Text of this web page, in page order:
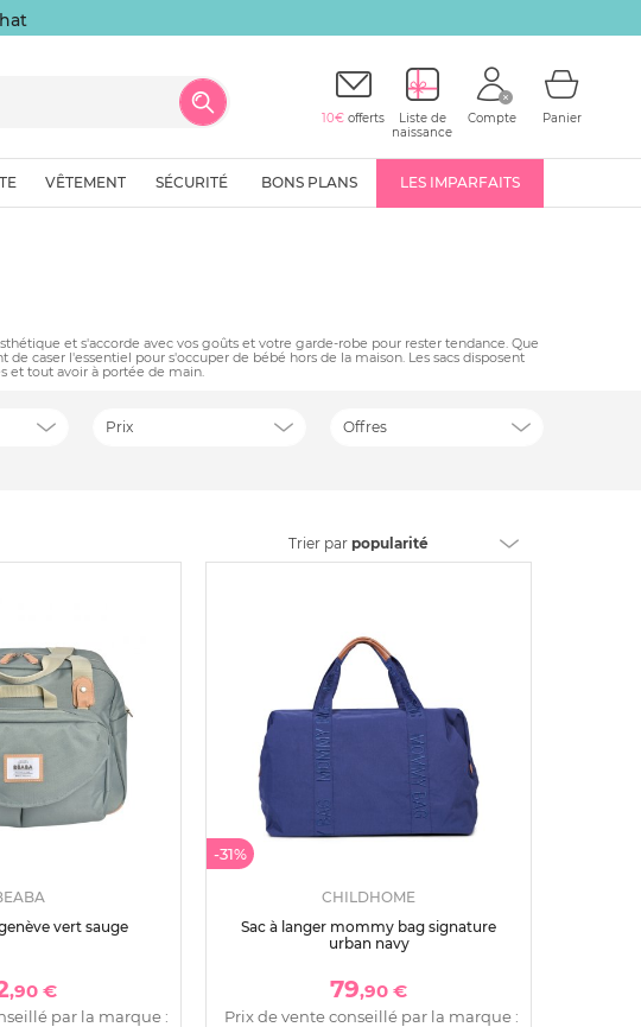
10€ offerts
Liste de
naissance
Compte Panier
VÊTEMENT SÉCURITÉ BONS PLANS LES IMPARFAITS
et s'accorde avec vos goûts et votre garde-robe pour rester tendance. Que
caser l'essentiel pour s'occuper de bébé hors de la maison. Les sacs disposent
et tout avoir à portée de main.
Prix Offres
Trier par popularité
vert sauge
,90 €
par la marque :
-31%
CHILDHOME
Sac à langer mommy bag signature
urban navy
79,90 €
Prix de vente conseillé par la marque :